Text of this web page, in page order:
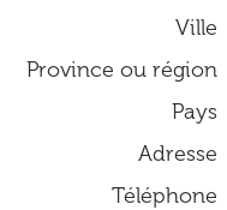
Ville
Province ou région
Pays
Adresse
Téléphone